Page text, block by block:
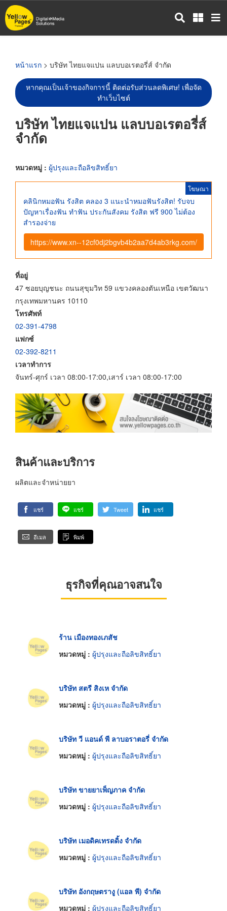
ข้าม
ไป
หน้าแรก > บริษัท ไทยแจแปน แลบบอเรตอรี่ส์ จำกัด
หากคุณเป็นเจ้าของกิจการนี้ ติดต่อรับส่วนลดพิเศษ! เพื่อจัด
ทำเว็บไซต์
บริษัท ไทยแจแปน แลบบอเรตอรี่ส์
จำกัด
หมวดหมู่ : ผู้ปรุงและถือลิขสิทธิ์ยา
โฆษณา
คลินิกหมอฟัน รังสิต คลอง 3 แนะนำหมอฟันรังสิต! รับจบ
ปัญหาเรื่องฟัน ทําฟัน ประกันสังคม รังสิต ฟรี 900 ไม่ต้อง
สำรองจ่าย
https://www.xn--12cf0dj2bgvb4b2aa7d4ab3rkg.com/
ที่อยู่
47 ซอยบุญชนะ ถนนสุขุมวิท 59 แขวงคลองตันเหนือ เขตวัฒนา
กรุงเทพมหานคร 10110
โทรศัพท์
02-391-4798
แฟกซ์
02-392-8211
เวลาทำการ
จันทร์-ศุกร์ เวลา 08:00-17:00,เสาร์ เวลา 08:00-17:00
สินค้าและบริการ
ผลิตและจำหน่ายยา
แชร์ แชร์ Tweet แชร์
อีเมล พิมพ์
ธุรกิจที่คุณอาจสนใจ
ร้าน เมืองทองเภสัช
หมวดหมู่ : ผู้ปรุงและถือลิขสิทธิ์ยา
บริษัท สตรี สิงเห จำกัด
หมวดหมู่ : ผู้ปรุงและถือลิขสิทธิ์ยา
บริษัท วี แอนด์ พี ลาบอราตอรี่ จำกัด
หมวดหมู่ : ผู้ปรุงและถือลิขสิทธิ์ยา
บริษัท ขายยาเพ็ญภาค จำกัด
หมวดหมู่ : ผู้ปรุงและถือลิขสิทธิ์ยา
บริษัท เมอดิคเทรดดิ้ง จำกัด
หมวดหมู่ : ผู้ปรุงและถือลิขสิทธิ์ยา
บริษัท อังกฤษตรางู (แอล พี) จำกัด
หมวดหมู่ : ผู้ปรุงและถือลิขสิทธิ์ยา